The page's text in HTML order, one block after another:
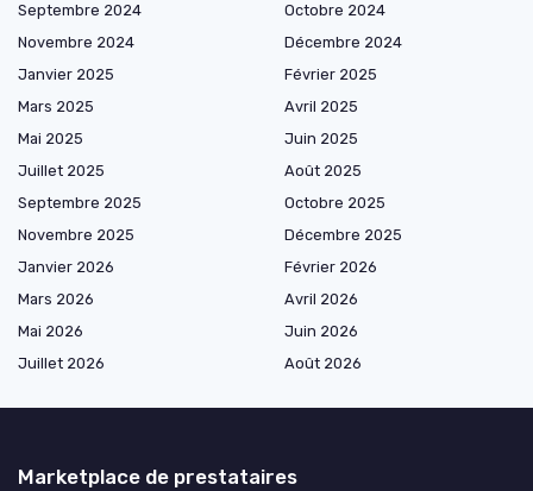
Septembre 2024
Octobre 2024
Novembre 2024
Décembre 2024
Janvier 2025
Février 2025
Mars 2025
Avril 2025
Mai 2025
Juin 2025
Juillet 2025
Août 2025
Septembre 2025
Octobre 2025
Novembre 2025
Décembre 2025
Janvier 2026
Février 2026
Mars 2026
Avril 2026
Mai 2026
Juin 2026
Juillet 2026
Août 2026
Marketplace de prestataires